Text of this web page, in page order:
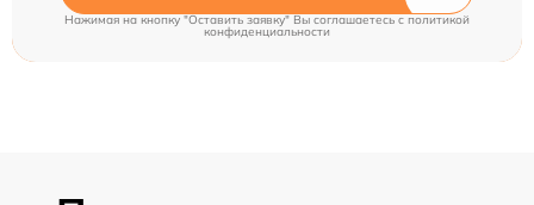
Нажимая на кнопку "Оставить заявку" Вы соглашаетесь cполитикой
конфиденциальности